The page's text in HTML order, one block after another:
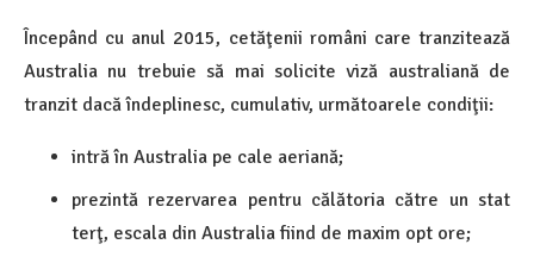
Începând cu anul 2015, cetăţenii români care tranzitează
Australia nu trebuie să mai solicite viză australiană de
tranzit dacă îndeplinesc, cumulativ, următoarele condiţii:
intră în Australia pe cale aeriană;
prezintă rezervarea pentru călătoria către un stat
terţ, escala din Australia fiind de maxim opt ore;